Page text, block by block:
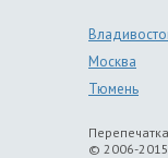
Москва
Тюмень
© 2006-